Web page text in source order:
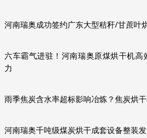
河南瑞奥成功签约广东大型秸秆/甘蔗叶
六车霸气进驻！河南瑞奥原煤烘干机高
力
雨季焦炭含水率超标影响冶炼？焦炭烘
河南瑞奥千吨级煤炭烘干成套设备整装